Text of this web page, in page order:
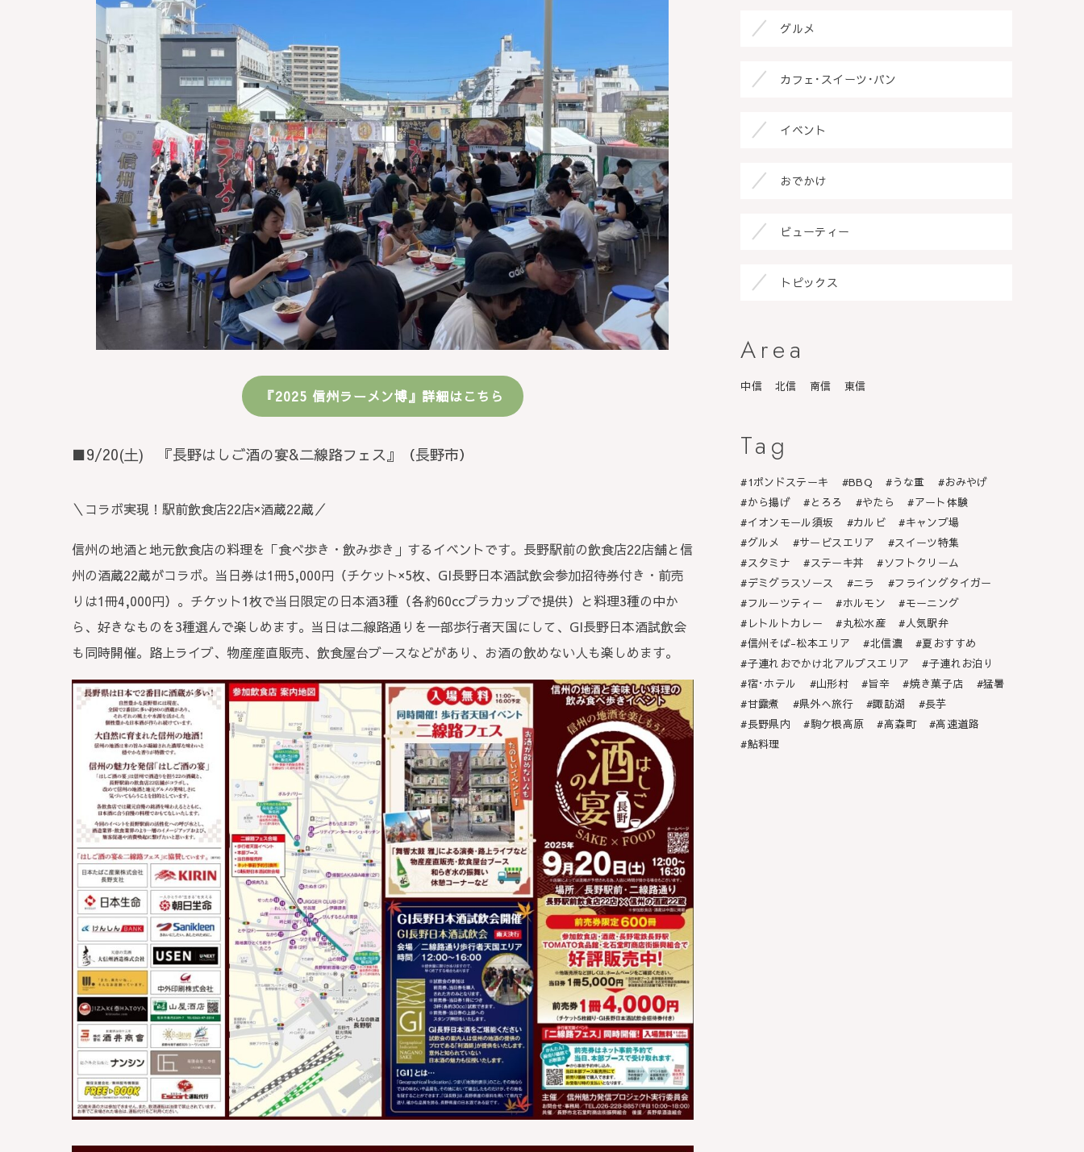
『2025 信州ラーメン博』詳細はこちら
■9/20(土) 『長野はしご酒の宴&二線路フェス』（長野市）
＼コラボ実現！駅前飲食店22店×酒蔵22蔵／
信州の地酒と地元飲食店の料理を「食べ歩き・飲み歩き」するイベントです。長野駅前の飲食店22店舗と信
州の酒蔵22蔵がコラボ。当日券は1冊5,000円（チケット×5枚、GI長野日本酒試飲会参加招待券付き・前売
りは1冊4,000円）。チケット1枚で当日限定の日本酒3種（各約60ccプラカップで提供）と料理3種の中か
ら、好きなものを3種選んで楽しめます。当日は二線路通りを一部歩行者天国にして、GI長野日本酒試飲会
も同時開催。路上ライブ、物産産直販売、飲食屋台ブースなどがあり、お酒の飲めない人も楽しめます。
グルメ
カフェ･スイーツ･パン
イベント
おでかけ
ビューティー
トピックス
Area
中信 北信 南信 東信
Tag
1ポンドステーキ BBQ うな重
おみやげ
から揚げ
とろろ やたら
アート体験
イオンモール須坂
カルビ
キャンプ場
グルメ
サービスエリア
スイーツ特集
スタミナ
ステーキ丼
ソフトクリーム
デミグラスソース
ニラ
フライングタイガー
フルーツティー
ホルモン
モーニング
レトルトカレー
丸松水産
人気駅弁
信州そば-松本エリア
北信濃
夏おすすめ
子連れおでかけ北アルプスエリア
子連れお泊り
宿･ホテル
山形村 旨辛 焼き菓子店
猛暑
甘露煮
県外へ旅行 諏訪湖
長芋
長野県内
駒ケ根高原 高森町
高速道路
鮎料理